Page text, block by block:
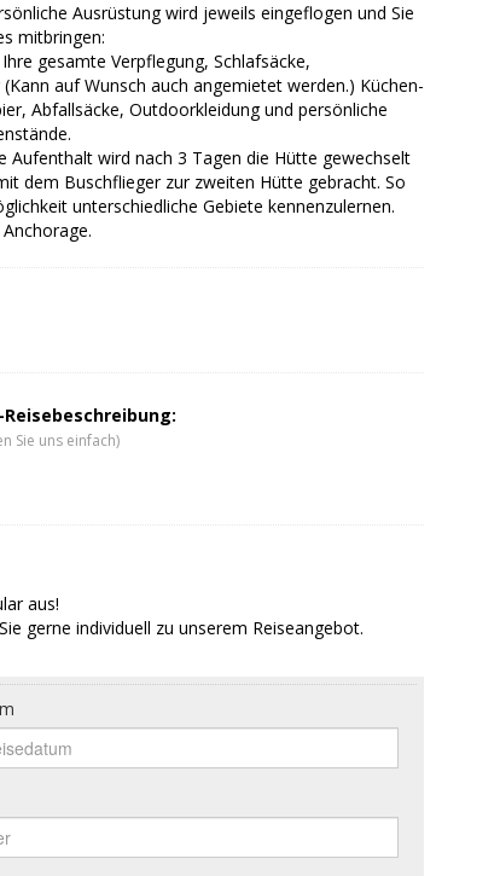
Ausrüstung wird jeweils eingeflogen und Sie
mitbringen:
gesamte Verpflegung, Schlafsäcke,
auf Wunsch auch angemietet werden.) Küchen-
Abfallsäcke, Outdoorkleidung und persönliche
Aufenthalt wird nach 3 Tagen die Hütte gewechselt
dem Buschflieger zur zweiten Hütte gebracht. So
unterschiedliche Gebiete kennenzulernen.
Sie uns einfach)
aus!
gerne individuell zu unserem Reiseangebot.